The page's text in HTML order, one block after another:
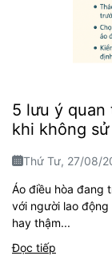
5 lưu ý quan
khi không
Thứ Tư, 27/08/
Áo điều hòa đang
với người lao
hay thậm...
Đọc tiếp